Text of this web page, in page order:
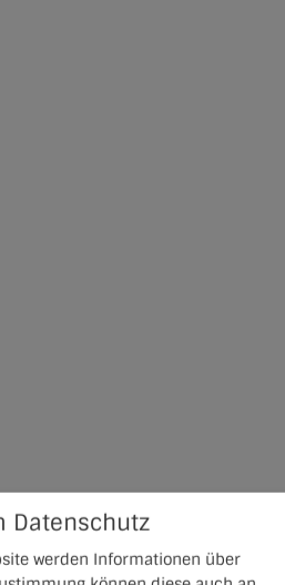
Datenschutz
werden Informationen über